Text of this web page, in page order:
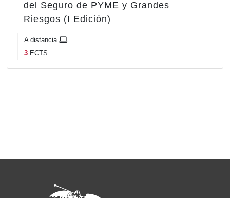
del Seguro de PYME y Grandes
Riesgos (I Edición)
A distancia
3 ECTS